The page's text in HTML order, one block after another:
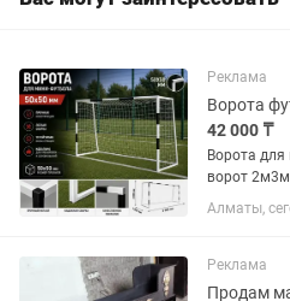
Реклама
Ворота
42 000 ₸
Ворота
ворот
Алматы,
Реклама
Продам